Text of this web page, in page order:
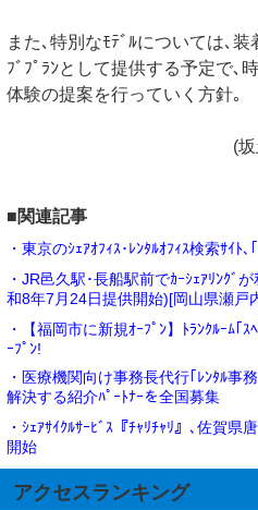
また､特別なﾓﾃﾞﾙについては､
ﾌﾞﾌﾟﾗﾝとして提供する予定で､
体験の提案を行っていく方針｡
(坂土直
■関連記事
・東京のｼｪｱｵﾌｨｽ･ﾚﾝﾀﾙｵﾌｨｽ検索ｻｲﾄ
・JR邑久駅･長船駅前でｶｰｼｪｱﾘﾝｸﾞ
和8年7月24日提供開始)[岡山県瀬戸
・【福岡市に新規ｵｰﾌﾟﾝ】ﾄﾗﾝｸﾙｰﾑ｢
ｰﾌﾟﾝ!
・医療機関向け事務長代行｢ﾚﾝﾀﾙ事
解決する紹介ﾊﾟｰﾄﾅｰを全国募集
・ｼｪｱｻｲｸﾙｻｰﾋﾞｽ『ﾁｬﾘﾁｬﾘ』､佐賀県
開始
アクセスランキング